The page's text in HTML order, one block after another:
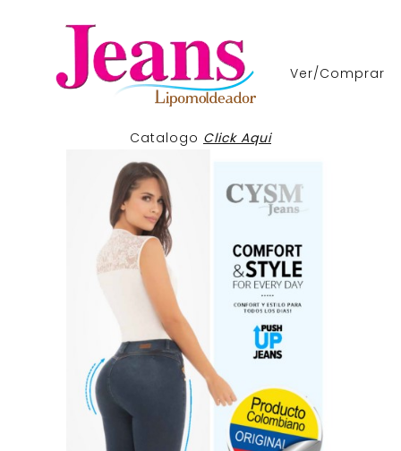
Ver/Comprar
Catalogo Click Aqui